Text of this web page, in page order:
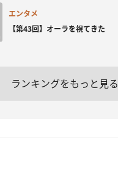
エンタメ
【第43回】オーラを視てきた
ランキングをもっと見る